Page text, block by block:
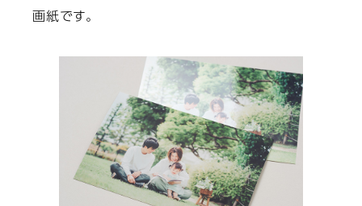
画紙です。